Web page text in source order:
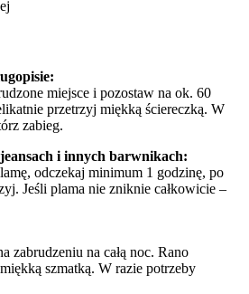
miejsce i pozostaw na ok. 60
przetrzyj miękką ściereczką. W
zabieg.
i innych barwnikach:
odczekaj minimum 1 godzinę, po
Jeśli plama nie zniknie całkowicie –
zabrudzeniu na całą noc. Rano
szmatką. W razie potrzeby